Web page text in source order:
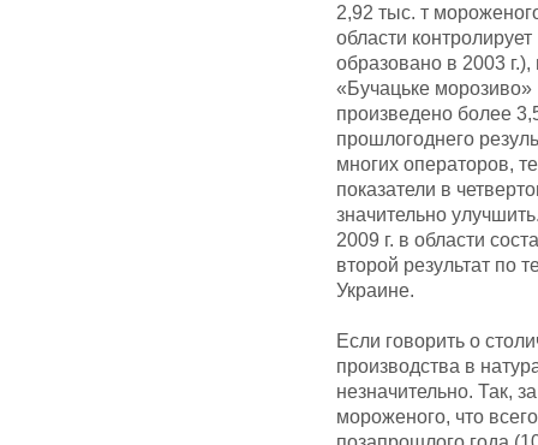
2,92 тыс. т
области
образовано в 2003
«Бучацьке
произведено более
прошлогоднего
многих операторов,
показатели в
значительно
2009 г. в области
второй результат по
Украине.
Если говорить о
производства в
незначительно. Так,
мороженого, что